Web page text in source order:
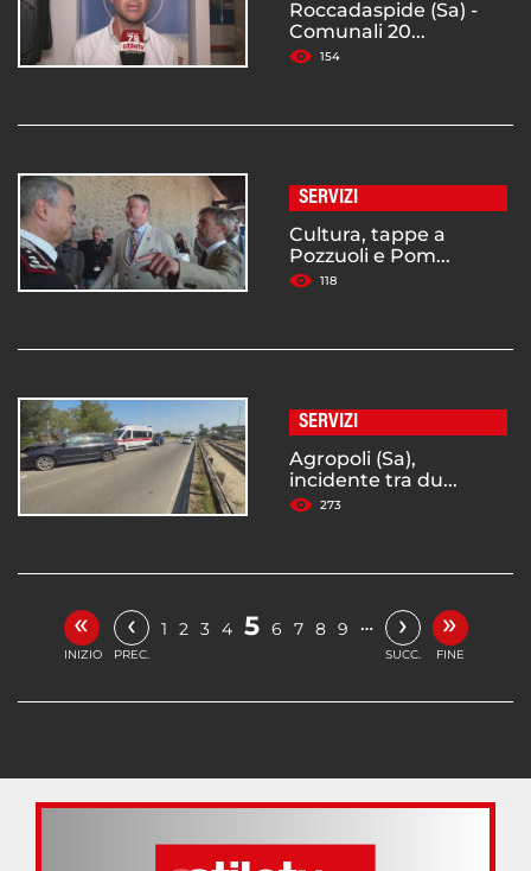
Roccadaspide (Sa) -
Comunali 20...
154
SERVIZI
Cultura, tappe a
Pozzuoli e Pom...
118
SERVIZI
Agropoli (Sa),
incidente tra du...
273
«
INIZIO
‹
PREC.
1 2 3 4 5 6 7 8 9 … ›
SUCC.
»
FINE